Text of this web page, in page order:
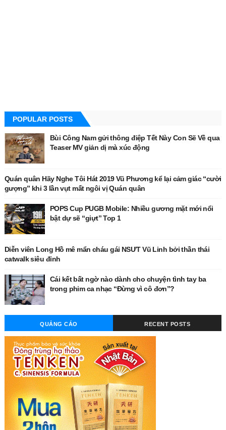
POPULAR POSTS
Bùi Công Nam gửi thông điệp Tết Này Con Sẽ Về qua
Teaser MV giản dị mà xúc động
Quán quân Hãy Nghe Tôi Hát 2019 Vũ Phương kể lại cảm giác “cười
gượng” khi 3 lần vụt mất ngôi vị Quán quân
POPS Cup PUGB Mobile: Nhiều gương mặt mới nổi
bật dự sẽ “giựt” Top 1
Diễn viên Long Hồ mê mẩn cháu gái NSƯT Vũ Linh bởi thần thái
catwalk siêu đỉnh
Cái kết bất ngờ nào dành cho chuyện tình tay ba
trong phim ca nhạc “Đừng vì cô đơn”?
QUẢNG CÁO RECENT POSTS